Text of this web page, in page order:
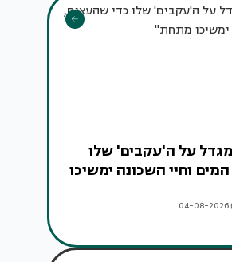
על ה'עקבים' שלו
וחיי השכונה ימשיכו
04-08-2026